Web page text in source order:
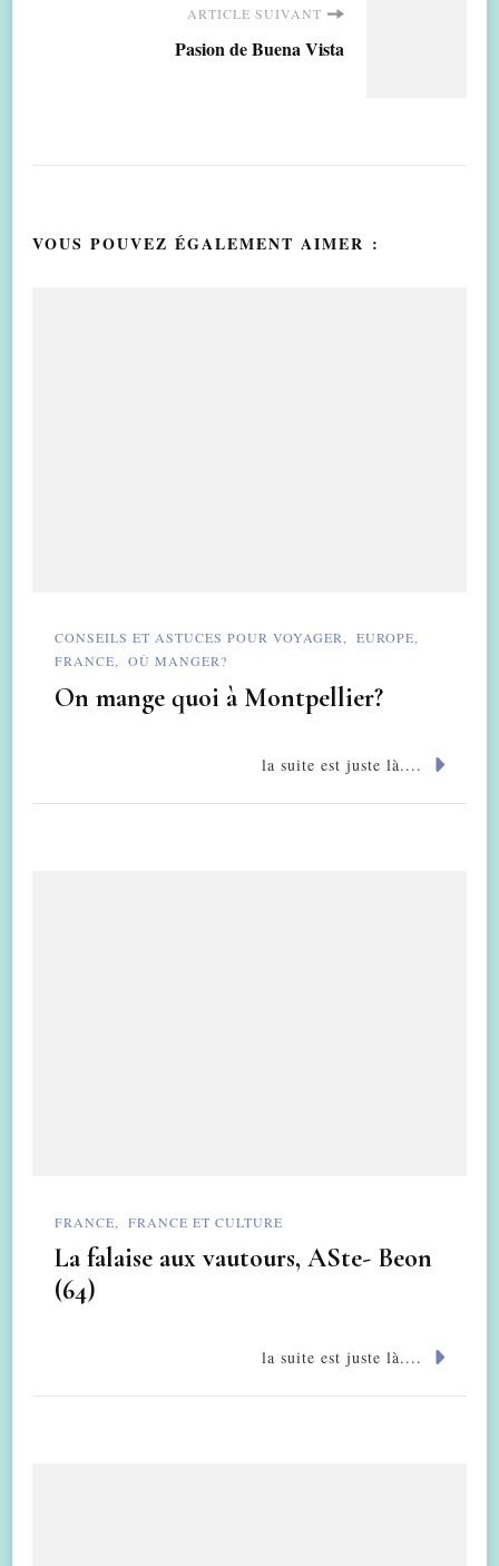
ARTICLE SUIVANT
Pasion de Buena Vista
VOUS POUVEZ ÉGALEMENT AIMER :
CONSEILS ET ASTUCES POUR VOYAGER
EUROPE
FRANCE
OÙ MANGER?
On mange quoi à Montpellier?
la suite est juste là....
FRANCE FRANCE ET CULTURE
La falaise aux vautours, ASte- Beon
(64)
la suite est juste là....